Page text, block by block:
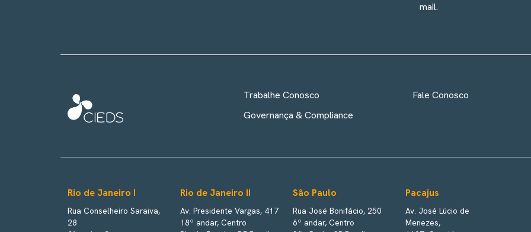
mail.
Trabalhe Conosco
Governança & Compliance
Fale Conosco
Rio de Janeiro I
Rua Conselheiro Saraiva,
28
Rio de Janeiro II
Av. Presidente Vargas, 417
18º andar, Centro
São Paulo
Rua José Bonifácio, 250
6º andar, Centro
Pacajus
Av. José Lúcio de
Menezes,